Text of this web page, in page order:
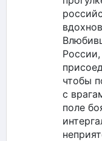
чтобы
с
поле